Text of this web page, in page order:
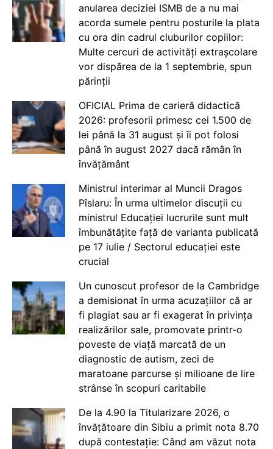
anularea deciziei ISMB de a nu mai
acorda sumele pentru posturile la plata
cu ora din cadrul cluburilor copiilor:
Multe cercuri de activități extrașcolare
vor dispărea de la 1 septembrie, spun
părinții
OFICIAL Prima de carieră didactică
2026: profesorii primesc cei 1.500 de
lei până la 31 august și îi pot folosi
până în august 2027 dacă rămân în
învățământ
Ministrul interimar al Muncii Dragos
Pîslaru: În urma ultimelor discuții cu
ministrul Educației lucrurile sunt mult
îmbunătățite față de varianta publicată
pe 17 iulie / Sectorul educației este
crucial
Un cunoscut profesor de la Cambridge
a demisionat în urma acuzațiilor că ar
fi plagiat sau ar fi exagerat în privința
realizărilor sale, promovate printr-o
poveste de viață marcată de un
diagnostic de autism, zeci de
maratoane parcurse și milioane de lire
strânse în scopuri caritabile
De la 4.90 la Titularizare 2026, o
învățătoare din Sibiu a primit nota 8.70
după contestație: Când am văzut nota